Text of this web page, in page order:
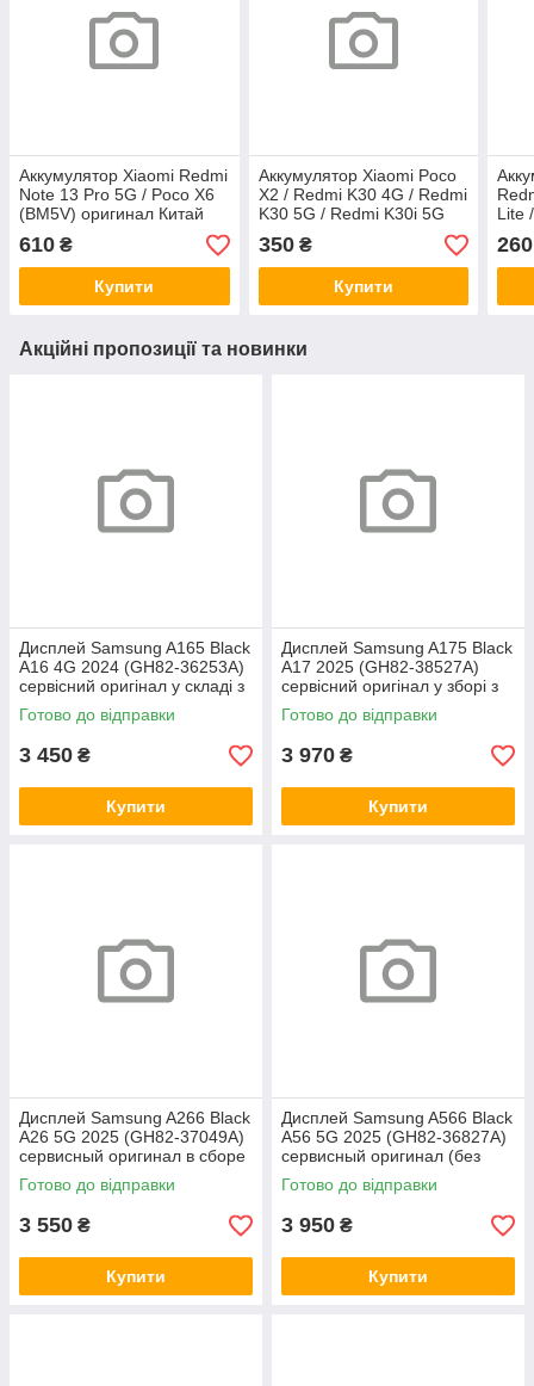
Аккумулятор Xiaomi Redmi
Note 13 Pro 5G / Poco X6
(BM5V) оригинал Китай
610 ₴
Купити
Аккумулятор Xiaomi Poco
X2 / Redmi K30 4G / Redmi
K30 5G / Redmi K30i 5G
350₴
Купити
Lite
260
Акційні пропозиції та новинки
Дисплей Samsung A165 Black
A16 4G 2024 (GH82-36253A)
сервісний оригінал у складі з
рамкою
Готово до відправки
3 450 ₴
Купити
Дисплей Samsung A175 Black
A17 2025 (GH82-38527A)
сервісний оригінал у зборі з
рамкою
Готово до відправки
3 970 ₴
Купити
Дисплей Samsung A266 Black
A26 5G 2025 (GH82-37049A)
сервисный оригинал в сборе
с рамкой
Готово до відправки
3 550 ₴
Купити
Дисплей Samsung A566 Black
A56 5G 2025 (GH82-36827A)
сервисный оригинал (без
рамки)
Готово до відправки
3 950 ₴
Купити